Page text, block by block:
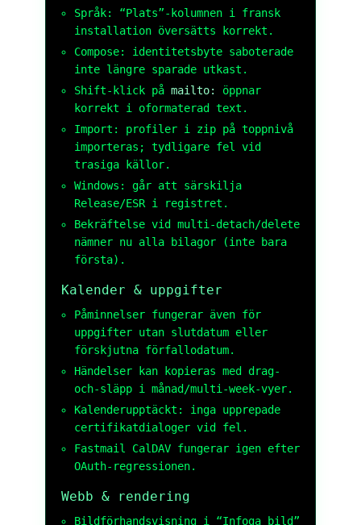
Språk: “Plats”-kolumnen i fransk
installation översätts korrekt.
Compose: identitetsbyte saboterade
inte längre sparade utkast.
Shift-klick på mailto:
öppnar
korrekt i oformaterad text.
Import: profiler i zip på toppnivå
importeras; tydligare fel vid
trasiga källor.
Windows: går att särskilja
Release/ESR i registret.
Bekräftelse vid multi-detach/delete
nämner nu alla bilagor (inte bara
första).
Kalender & uppgifter
Påminnelser fungerar även för
uppgifter utan slutdatum eller
förskjutna förfallodatum.
Händelser kan kopieras med drag-
och-släpp i månad/multi-week-vyer.
Kalenderupptäckt: inga upprepade
certifikatdialoger vid fel.
Fastmail CalDAV fungerar igen efter
OAuth-regressionen.
Webb & rendering
Bildförhandsvisning i “Infoga bild”